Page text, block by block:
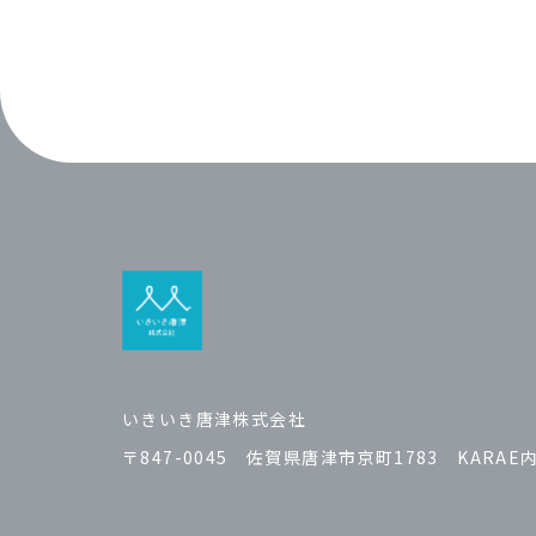
いきいき唐津株式会社
〒847-0045 佐賀県唐津市京町1783 KARAE内